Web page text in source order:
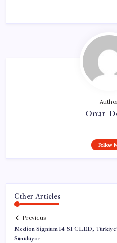
Onur
Follow
Other Articles
Previous
Medion Signium 14 S1 OLED,
Sunuluyor